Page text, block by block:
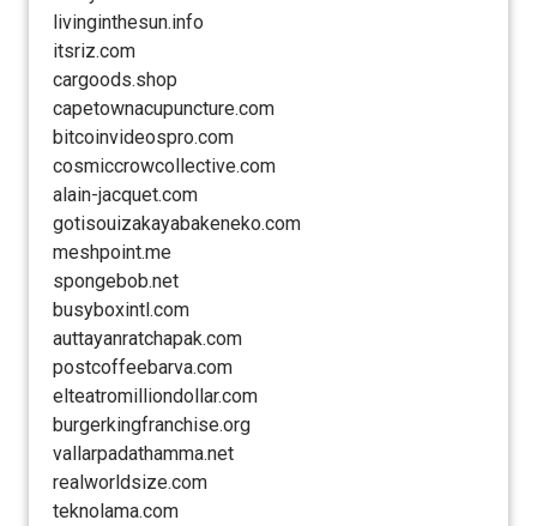
livinginthesun.info
itsriz.com
cargoods.shop
capetownacupuncture.com
bitcoinvideospro.com
cosmiccrowcollective.com
alain-jacquet.com
gotisouizakayabakeneko.com
meshpoint.me
spongebob.net
busyboxintl.com
auttayanratchapak.com
postcoffeebarva.com
elteatromilliondollar.com
burgerkingfranchise.org
vallarpadathamma.net
realworldsize.com
teknolama.com